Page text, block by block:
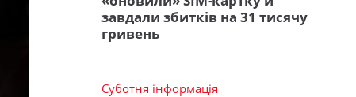
завдали збитків на 31 тисячу
гривень
Суботня інформація